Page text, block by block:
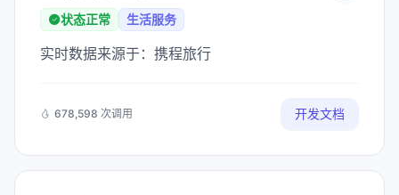
状态正常 生活服务
实时数据来源于：携程旅行
678,598 次调用 开发文档